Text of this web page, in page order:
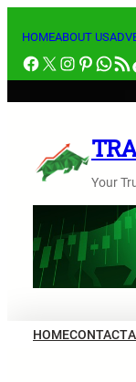
ス
キ
HOMEABOUT US
Facebook
X RSS フィード
Your
HOMECONTACT